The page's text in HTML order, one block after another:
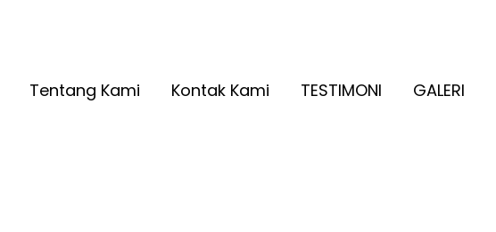
Tentang Kami Kontak Kami TESTIMONI GALERI